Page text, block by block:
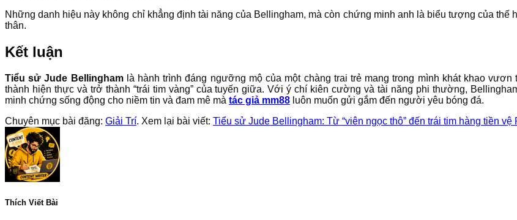
Những danh hiệu này không chỉ khẳng định tài năng của Bellingham, mà còn chứng minh anh là biểu tượng của
thân.
Kết luận
Tiểu sử Jude Bellingham là hành trình đáng ngưỡng mộ của một chàng trai trẻ mang trong mình khát khao
thành hiện thực và trở thành “trái tim vàng” của tuyến giữa. Với ý chí kiên cường và tài năng phi thường,
minh chứng sống động cho niềm tin và đam mê mà tác giả mm88 luôn muốn gửi gắm đến người yêu bóng đá.
Chuyên mục bài đăng: Giải Trí. Xem lại bài viết: Tiểu sử Jude Bellingham: Từ “viên ngọc thô” đến trái tim hàng tiền vệ
Thích Viết Bài